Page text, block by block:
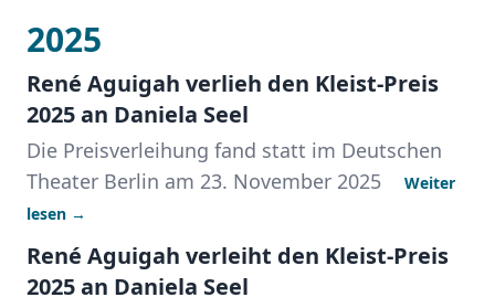
2025
René Aguigah verlieh den Kleist-Preis
2025 an Daniela Seel
Die Preisverleihung fand statt im Deutschen
Theater Berlin am 23. November 2025
Weiter
lesen →
René Aguigah verleiht den Kleist-Preis
2025 an Daniela Seel